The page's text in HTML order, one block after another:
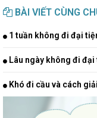
BÀI VIẾT CÙNG
1 tuần không đi đại
Lâu ngày không đi
Khó đi cầu và cách